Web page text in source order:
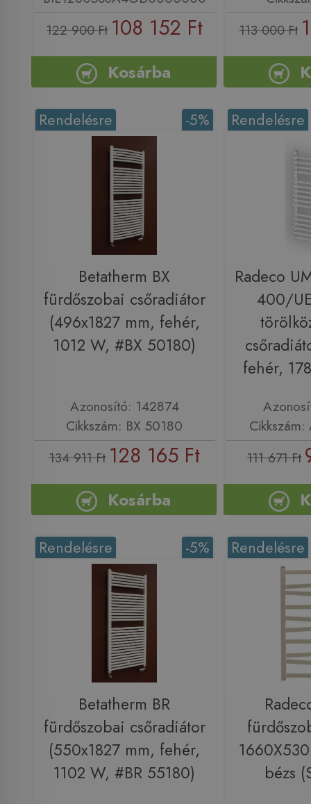
122 900 Ft 108 152 Ft
Kosárba
113 000 Ft
-5%
Rendelésre
Betatherm BX
fürdőszobai csőradiátor
(496x1827 mm, fehér,
1012 W, #BX 50180)
Azonosító: 142874
Cikkszám: BX 50180
134 911 Ft 128 165 Ft
Kosárba
Rendelésre
Radeco
400/
fehér,
111 671 Ft
-5%
Rendelésre
Betatherm BR
fürdőszobai csőradiátor
(550x1827 mm, fehér,
1102 W, #BR 55180)
Rendelésre
bézs